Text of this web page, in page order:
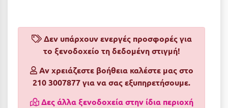
Αρχαία Ολυμπία
Αστυπάλαια
Αττική
Ενοικιαζόμενα Δωμάτια
Διαμερίσματα
Studios
Δεν υπάρχουν ενεργές προσφορές για
το ξενοδοχείο τη δεδομένη στιγμή!
Αν χρειάζεστε βοήθεια καλέστε μας στο
210 3007877 για να σας εξυπηρετήσουμε.
Δες άλλα ξενοδοχεία στην ίδια περιοχή